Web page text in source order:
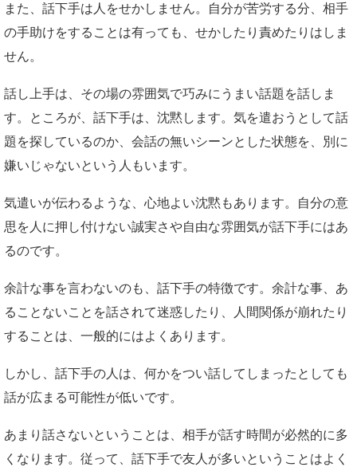
また、話下手は人をせかしません。自分が苦労する分、相手
の手助けをすることは有っても、せかしたり責めたりはしま
せん。
話し上手は、その場の雰囲気で巧みにうまい話題を話しま
す。ところが、話下手は、沈黙します。気を遣おうとして話
題を探しているのか、会話の無いシーンとした状態を、別に
嫌いじゃないという人もいます。
気遣いが伝わるような、心地よい沈黙もあります。自分の意
思を人に押し付けない誠実さや自由な雰囲気が話下手にはあ
るのです。
余計な事を言わないのも、話下手の特徴です。余計な事、あ
ることないことを話されて迷惑したり、人間関係が崩れたり
することは、一般的にはよくあります。
しかし、話下手の人は、何かをつい話してしまったとしても
話が広まる可能性が低いです。
あまり話さないということは、相手が話す時間が必然的に多
くなります。従って、話下手で友人が多いということはよく